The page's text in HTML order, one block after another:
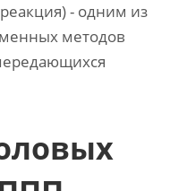
- одним из
методов